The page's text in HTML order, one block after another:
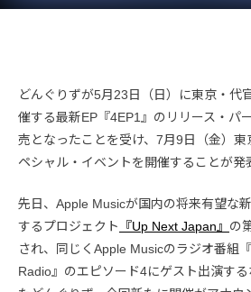
どんぐりずが5月23日（日）に東京・代
催する最新EP『4EP1』のリリース・パ
売となったことを受け、7月9日（金）東
ペシャル・イベントを開催することが発
先日、Apple Musicが国内の将来有望な
するプロジェクト
『Up Next Japan』 の
され、同じくApple Musicのラジオ番組
Radio』のエピソード4にゲスト出演す